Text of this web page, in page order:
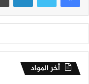
أخر المواد